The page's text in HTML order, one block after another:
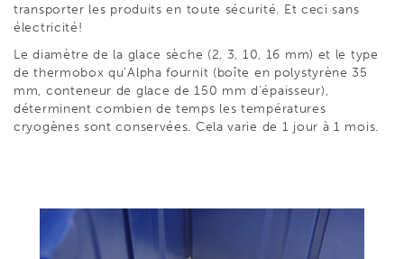
transporter les produits en toute sécurité. Et ceci sans
électricité!
Le diamètre de la glace sèche (2, 3, 10, 16 mm) et le type
de thermobox qu’Alpha fournit (boîte en polystyrène 35
mm, conteneur de glace de 150 mm d’épaisseur),
déterminent combien de temps les températures
cryogènes sont conservées. Cela varie de 1 jour à 1 mois.